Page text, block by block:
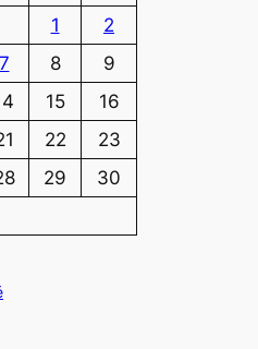
1
2
7 8
9
15
16
22
23
29
30